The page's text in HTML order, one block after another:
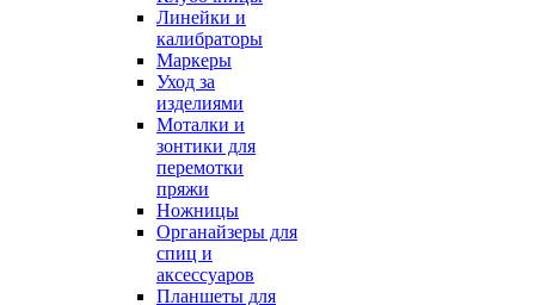
Линейки и
калибраторы
Маркеры
Уход за
изделиями
Моталки и
зонтики для
перемотки
пряжи
Ножницы
Органайзеры для
спиц и
аксессуаров
Планшеты для